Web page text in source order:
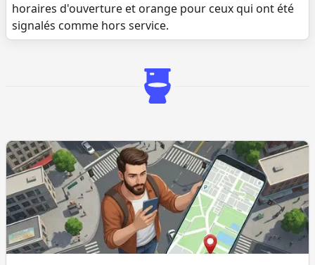
horaires d'ouverture et orange pour ceux qui ont été
signalés comme hors service.